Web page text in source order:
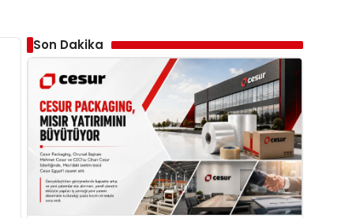
Son Dakika